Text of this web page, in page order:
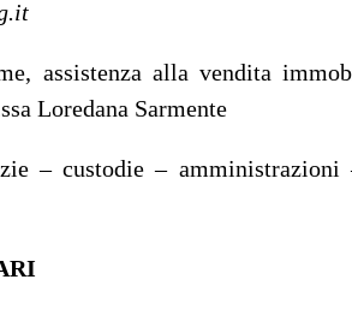
assistenza alla vendita
Loredana Sarmente
– custodie –